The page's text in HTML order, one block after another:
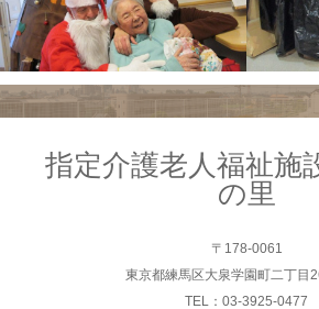
指定介護老人福祉
の里
〒178-0061
東京都練馬区大泉学園町二丁目
TEL：03-3925-0477